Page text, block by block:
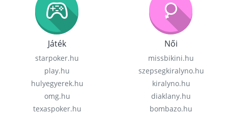
Játék
starpoker.hu
play.hu
hulyegyerek.hu
omg.hu
texaspoker.hu
Női
missbikini.hu
szepsegkiralyno.hu
kiralyno.hu
diaklany.hu
bombazo.hu